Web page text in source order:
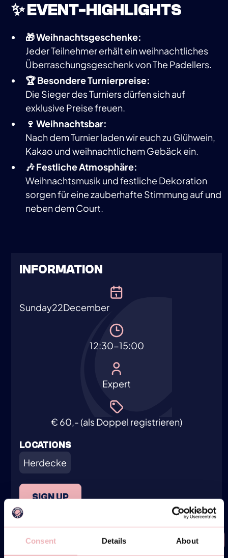
Consent Details About
✨ EVENT-HIGHLIGHTS
🎁 Weihnachtsgeschenke:
Jeder Teilnehmer erhält ein weihnachtliches
Überraschungsgeschenk von The Padellers.
🏆 Besondere Turnierpreise:
Die Sieger des Turniers dürfen sich auf
exklusive Preise freuen.
🍷 Weihnachtsbar:
Nach dem Turnier laden wir euch zu Glühwein,
Kakao und weihnachtlichem Gebäck ein.
🎶 Festliche Atmosphäre:
Weihnachtsmusik und festliche Dekoration
sorgen für eine zauberhafte Stimmung auf und
neben dem Court.
INFORMATION
Sunday22December
12:30-15:00
Expert
€ 60,- (als Doppel registrieren)
LOCATIONS
Herdecke
SIGN UP